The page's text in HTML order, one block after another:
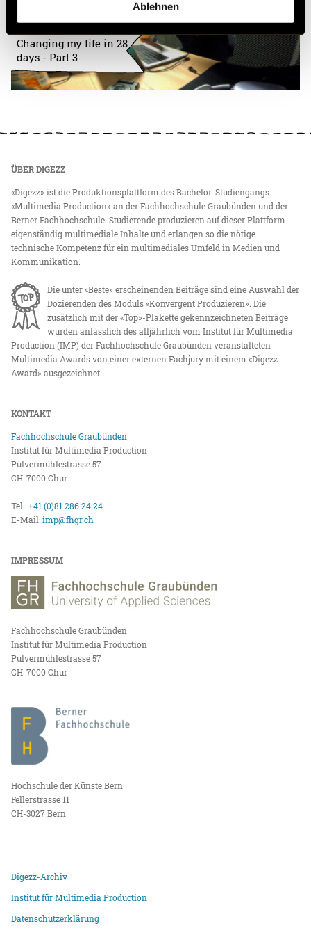
Ablehnen
Changing my life in 28
days - Part 3
ÜBER DIGEZZ
«Digezz» ist die Produktionsplattform des Bachelor-Studiengangs
«Multimedia Production» an der Fachhochschule Graubünden und der
Berner Fachhochschule. Studierende produzieren auf dieser Plattform
eigenständig multimediale Inhalte und erlangen so die nötige
technische Kompetenz für ein multimediales Umfeld in Medien und
Kommunikation.
Die unter «Beste» erscheinenden Beiträge sind eine Auswahl der
Dozierenden des Moduls «Konvergent Produzieren». Die
zusätzlich mit der «Top»-Plakette gekennzeichneten Beiträge
wurden anlässlich des alljährlich vom Institut für Multimedia
Production (IMP) der Fachhochschule Graubünden veranstalteten
Multimedia Awards von einer externen Fachjury mit einem «Digezz-
Award» ausgezeichnet.
KONTAKT
Fachhochschule Graubünden
Institut für Multimedia Production
Pulvermühlestrasse 57
CH-7000 Chur
Tel.:+41 (0)81 286 24 24
E-Mail:imp@fhgr.ch
IMPRESSUM
Fachhochschule Graubünden
Institut für Multimedia Production
Pulvermühlestrasse 57
CH-7000 Chur
Hochschule der Künste Bern
Fellerstrasse 11
CH-3027 Bern
Digezz-Archiv
Institut für Multimedia Production
Datenschutzerklärung